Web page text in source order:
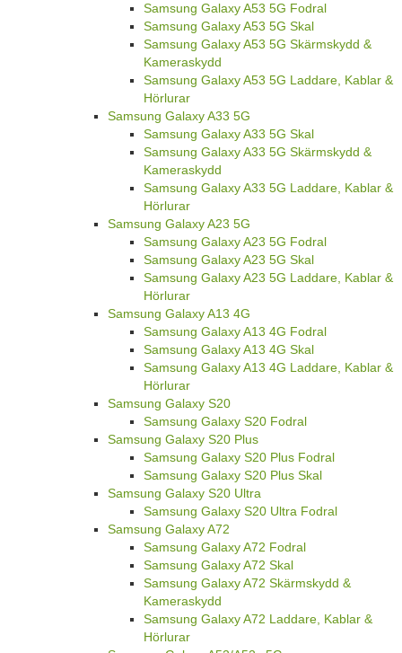
Samsung Galaxy A53 5G Fodral
Samsung Galaxy A53 5G Skal
Samsung Galaxy A53 5G Skärmskydd &
Kameraskydd
Samsung Galaxy A53 5G Laddare, Kablar &
Hörlurar
Samsung Galaxy A33 5G
Samsung Galaxy A33 5G Skal
Samsung Galaxy A33 5G Skärmskydd &
Kameraskydd
Samsung Galaxy A33 5G Laddare, Kablar &
Hörlurar
Samsung Galaxy A23 5G
Samsung Galaxy A23 5G Fodral
Samsung Galaxy A23 5G Skal
Samsung Galaxy A23 5G Laddare, Kablar &
Hörlurar
Samsung Galaxy A13 4G
Samsung Galaxy A13 4G Fodral
Samsung Galaxy A13 4G Skal
Samsung Galaxy A13 4G Laddare, Kablar &
Hörlurar
Samsung Galaxy S20
Samsung Galaxy S20 Fodral
Samsung Galaxy S20 Plus
Samsung Galaxy S20 Plus Fodral
Samsung Galaxy S20 Plus Skal
Samsung Galaxy S20 Ultra
Samsung Galaxy S20 Ultra Fodral
Samsung Galaxy A72
Samsung Galaxy A72 Fodral
Samsung Galaxy A72 Skal
Samsung Galaxy A72 Skärmskydd &
Kameraskydd
Samsung Galaxy A72 Laddare, Kablar &
Hörlurar